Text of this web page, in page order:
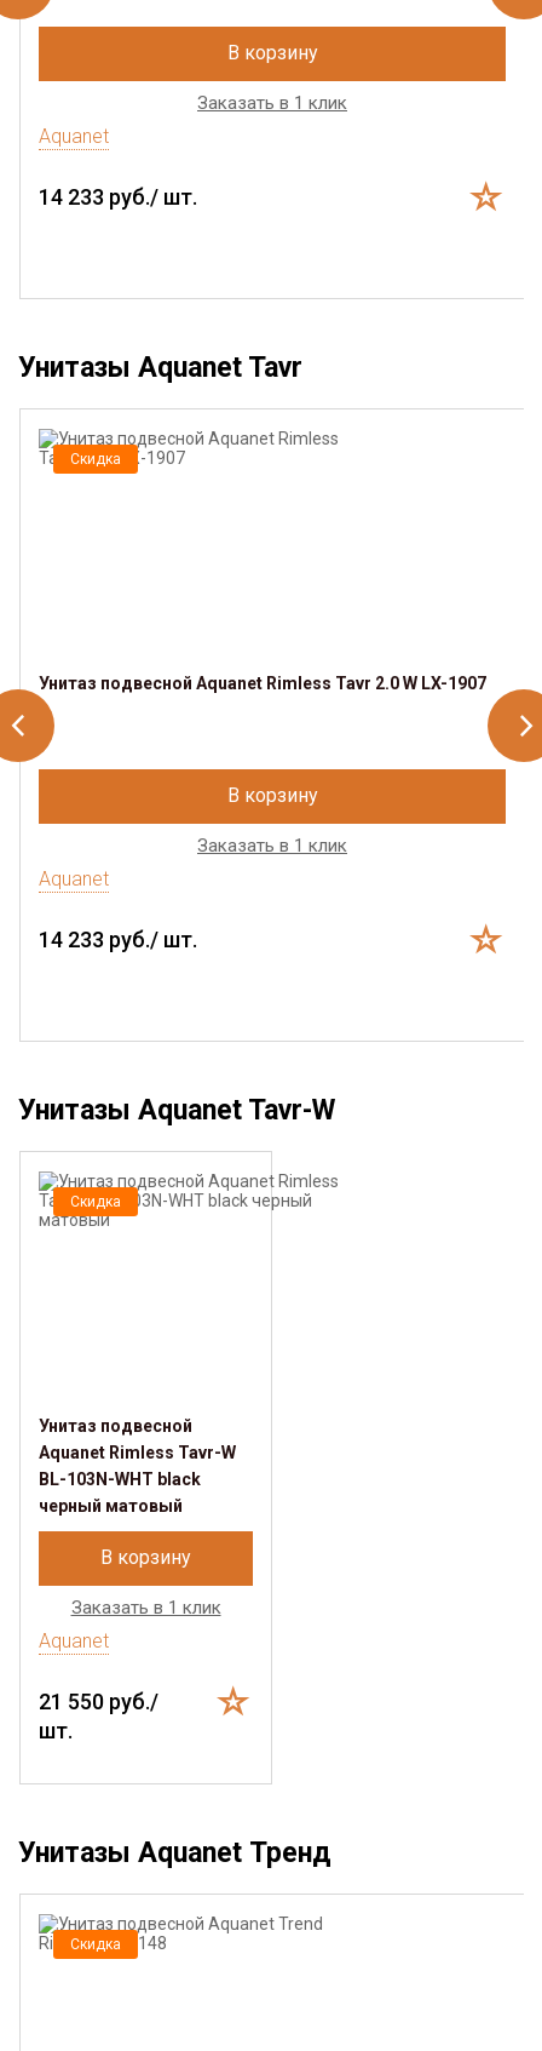
В корзину
Заказать в 1 клик
Aquanet
14 233 руб./ шт.
Унитазы Aquanet Tavr
Скидка
Унитаз подвесной Aquanet Rimless Tavr 2.0 W LX-1907
В корзину
Заказать в 1 клик
Aquanet
14 233 руб./ шт.
Унитазы Aquanet Tavr-W
Скидка
Унитаз подвесной
Aquanet Rimless Tavr-W
BL-103N-WHT black
черный матовый
В корзину
Заказать в 1 клик
Aquanet
21 550 руб./
шт.
Унитазы Aquanet Тренд
Скидка